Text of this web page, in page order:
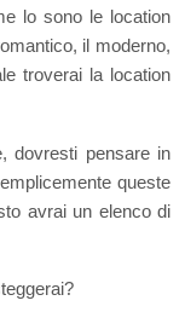
lo sono le location
il moderno,
troverai la location
dovresti pensare in
queste
avrai un elenco di